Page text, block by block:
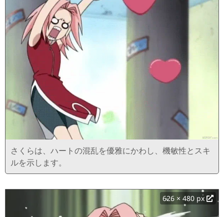
さくらは、ハートの混乱を優雅にかわし、機敏性とスキ
ルを示します。
626 × 480 px